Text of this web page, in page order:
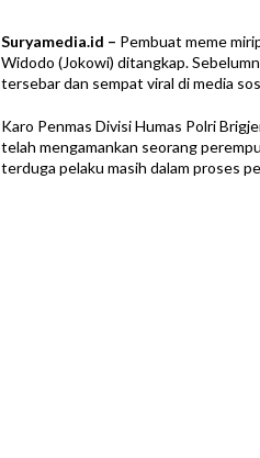
Suryamedia.id – Pembuat meme
Widodo (Jokowi) ditangkap.
tersebar dan sempat viral di media
Karo Penmas Divisi Humas Polri
telah mengamankan seorang
terduga pelaku masih dalam proses